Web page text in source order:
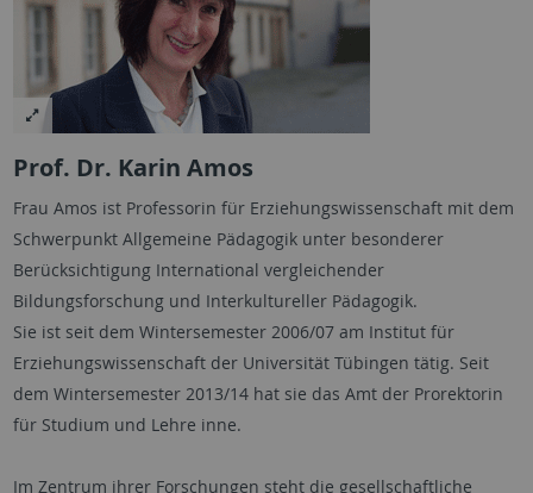
Prof. Dr. Karin Amos
Frau Amos ist Professorin für Erziehungswissenschaft mit dem
Schwerpunkt Allgemeine Pädagogik unter besonderer
Berücksichtigung International vergleichender
Bildungsforschung und Interkultureller Pädagogik.
Sie ist seit dem Wintersemester 2006/07 am Institut für
Erziehungswissenschaft der Universität Tübingen tätig. Seit
dem Wintersemester 2013/14 hat sie das Amt der Prorektorin
für Studium und Lehre inne.
Im Zentrum ihrer Forschungen steht die gesellschaftliche